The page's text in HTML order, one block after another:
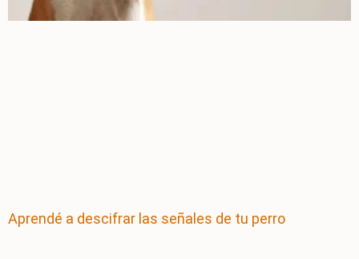
Aprendé a descifrar las señales de tu perro